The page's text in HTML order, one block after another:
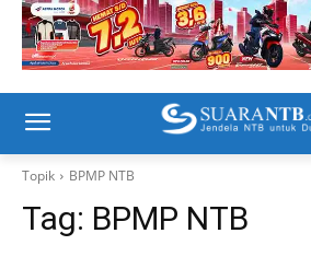
Topik BPMP NTB
Tag: BPMP NTB